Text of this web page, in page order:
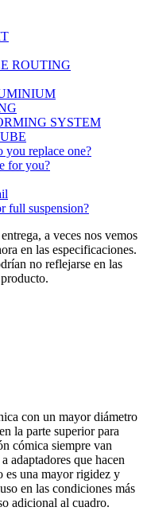
ROUTING
SYSTEM
replace one?
for you?
full suspension?
a veces nos vemos
en las especificaciones.
no reflejarse en las
con un mayor diámetro
la parte superior para
cómica siempre van
adaptadores que hacen
es una mayor rigidez y
en las condiciones más
adicional al cuadro.